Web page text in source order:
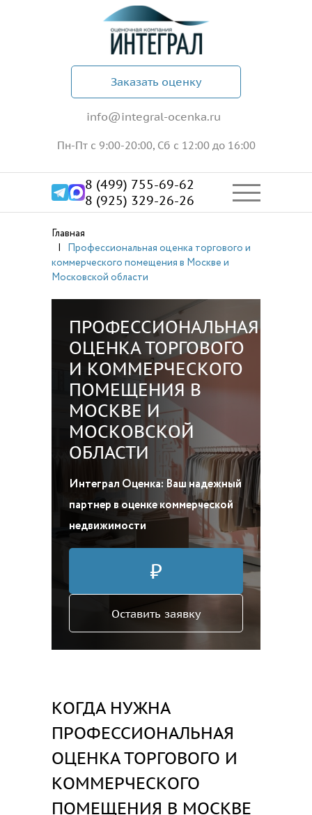
Заказать оценку
info@integral-ocenka.ru
Пн-Пт с 9:00-20:00, Сб с 12:00 до 16:00
8 (499) 755-69-62
8 (925) 329-26-26
Главная
Профессиональная оценка торгового и
коммерческого помещения в Москве и
Московской области
ПРОФЕССИОНАЛЬНАЯ
ОЦЕНКА ТОРГОВОГО
И КОММЕРЧЕСКОГО
ПОМЕЩЕНИЯ В
МОСКВЕ И
МОСКОВСКОЙ
ОБЛАСТИ
Интеграл Оценка: Ваш надежный
партнер в оценке коммерческой
недвижимости
₽
Оставить заявку
КОГДА НУЖНА
ПРОФЕССИОНАЛЬНАЯ
ОЦЕНКА ТОРГОВОГО И
КОММЕРЧЕСКОГО
ПОМЕЩЕНИЯ В МОСКВЕ